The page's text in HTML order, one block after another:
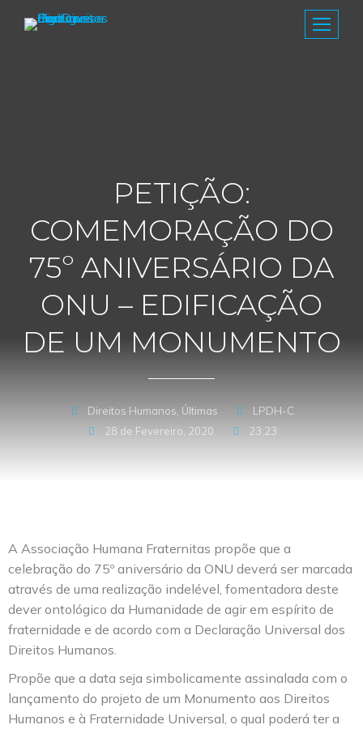
PETIÇÃO:
COMEMORAÇÃO DO
75º ANIVERSÁRIO DA
ONU – EDIFICAÇÃO
DE UM MONUMENTO
Direitos Humanos Últimas
LPDH-C
28 de Fevereiro, 2020
23:23
A Associação Humana Fraternitas propõe que a
celebração do 75º aniversário da ONU deverá ser marcada
através de uma realização indelével, fomentadora deste
dever ontológico da Humanidade de agir em espírito de
fraternidade e de acordo com a Declaração Universal dos
Direitos Humanos.
Propõe que a data seja simbolicamente assinalada com o
lançamento do projeto de um Monumento aos Direitos
Humanos e à Fraternidade Universal, o qual poderá ter a